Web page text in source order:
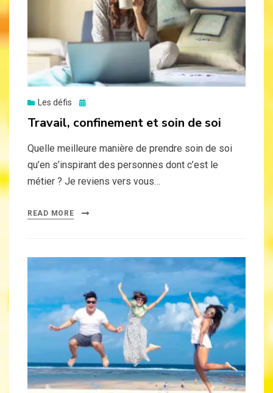
Les défis
Posted
Travail, confinement et soin de soi
Quelle meilleure manière de prendre soin de soi
qu’en s’inspirant des personnes dont c’est le
métier ? Je reviens vers vous…
READ MORE